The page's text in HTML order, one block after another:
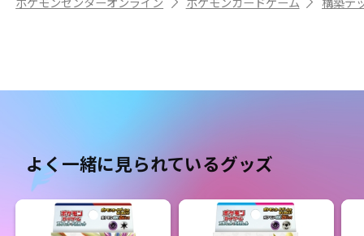
よく一緒に見られているグッズ